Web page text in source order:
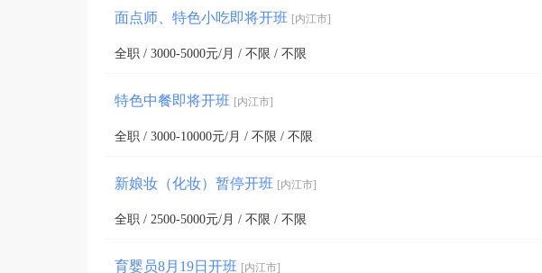
面点师、特色小吃即将开班 [内江市]
全职 / 3000-5000元/月 / 不限 / 不限
特色中餐即将开班 [内江市]
全职 / 3000-10000元/月 / 不限 / 不限
新娘妆（化妆）暂停开班 [内江市]
全职 / 2500-5000元/月 / 不限 / 不限
育婴员8月19日开班 [内江市]